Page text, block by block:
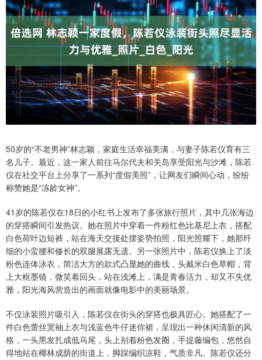
50岁的“不老男神”林志颖，家庭生活幸福美满，与妻子陈若仪育有三
名儿子。最近，这一家人前往马尔代夫和关岛享受阳光与沙滩，陈若
仪在社交平台上分享了一系列“度假美照”，让网友们瞬间心动，纷纷
称赞她是“冻龄女神”。
41岁的陈若仪在18日的小红书上发布了多张旅行照片，其中几张海边
的穿搭瞬间引发热议。她在照片中穿着一件粉红色比基尼上衣，搭配
白色荷叶边短裤，站在海天交接处摆姿势拍照，阳光照耀下，她那纤
细的小蛮腰和修长的双腿展露无遗。另一张照片中，陈若仪换上了淡
粉色连体泳衣，简洁大方的款式凸显她的曲线，头戴米白色草帽，背
上大框墨镜，微笑着回头，站在浅滩上，满是青春活力，却又不失优
雅，阳光海风营造出的画面就像电影中的美丽场景。
不仅泳装照片吸引人，陈若仪在街头的穿搭也极具匠心。她搭配了一
件白色蕾丝宽袖上衣与浅蓝色牛仔迷你裙，呈现出一种休闲清新的风
格，一头黑发扎成低马尾，头上别着粉色发圈，手提藤编包，悠然自
得地站在椰林成荫的街道上，脚踩编织凉鞋，气质非凡。陈若仪还分